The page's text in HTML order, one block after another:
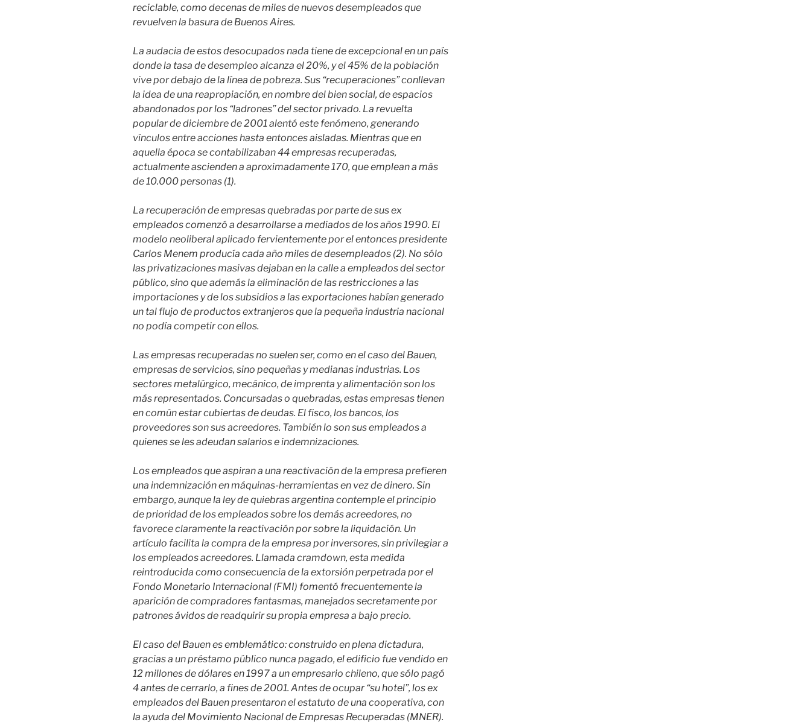
reciclable, como decenas de miles de nuevos desempleados que
revuelven la basura de Buenos Aires.
La audacia de estos desocupados nada tiene de excepcional en un país
donde la tasa de desempleo alcanza el 20%, y el 45% de la población
vive por debajo de la línea de pobreza. Sus “recuperaciones” conllevan
la idea de una reapropiación, en nombre del bien social, de espacios
abandonados por los “ladrones” del sector privado. La revuelta
popular de diciembre de 2001 alentó este fenómeno, generando
vínculos entre acciones hasta entonces aisladas. Mientras que en
aquella época se contabilizaban 44 empresas recuperadas,
actualmente ascienden a aproximadamente 170, que emplean a más
de 10.000 personas (1).
La recuperación de empresas quebradas por parte de sus ex
empleados comenzó a desarrollarse a mediados de los años 1990. El
modelo neoliberal aplicado fervientemente por el entonces presidente
Carlos Menem producía cada año miles de desempleados (2). No sólo
las privatizaciones masivas dejaban en la calle a empleados del sector
público, sino que además la eliminación de las restricciones a las
importaciones y de los subsidios a las exportaciones habían generado
un tal flujo de productos extranjeros que la pequeña industria nacional
no podía competir con ellos.
Las empresas recuperadas no suelen ser, como en el caso del Bauen,
empresas de servicios, sino pequeñas y medianas industrias. Los
sectores metalúrgico, mecánico, de imprenta y alimentación son los
más representados. Concursadas o quebradas, estas empresas tienen
en común estar cubiertas de deudas. El fisco, los bancos, los
proveedores son sus acreedores. También lo son sus empleados a
quienes se les adeudan salarios e indemnizaciones.
Los empleados que aspiran a una reactivación de la empresa prefieren
una indemnización en máquinas-herramientas en vez de dinero. Sin
embargo, aunque la ley de quiebras argentina contemple el principio
de prioridad de los empleados sobre los demás acreedores, no
favorece claramente la reactivación por sobre la liquidación. Un
artículo facilita la compra de la empresa por inversores, sin privilegiar a
los empleados acreedores. Llamada cramdown, esta medida
reintroducida como consecuencia de la extorsión perpetrada por el
Fondo Monetario Internacional (FMI) fomentó frecuentemente la
aparición de compradores fantasmas, manejados secretamente por
patrones ávidos de readquirir su propia empresa a bajo precio.
El caso del Bauen es emblemático: construido en plena dictadura,
gracias a un préstamo público nunca pagado, el edificio fue vendido en
12 millones de dólares en 1997 a un empresario chileno, que sólo pagó
4 antes de cerrarlo, a fines de 2001. Antes de ocupar “su hotel”, los ex
empleados del Bauen presentaron el estatuto de una cooperativa, con
la ayuda del Movimiento Nacional de Empresas Recuperadas (MNER).